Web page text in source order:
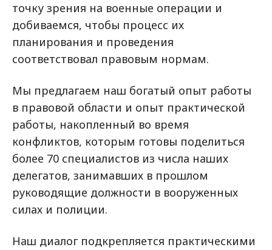
точку зрения на военные операции и
добиваемся, чтобы процесс их
планирования и проведения
соответствовал правовым нормам.
Мы предлагаем наш богатый опыт работы
в правовой области и опыт практической
работы, накопленный во время
конфликтов, которым готовы поделиться
более 70 специалистов из числа наших
делегатов, занимавших в прошлом
руководящие должности в вооруженных
силах и полиции.
Наш диалог подкрепляется практическими